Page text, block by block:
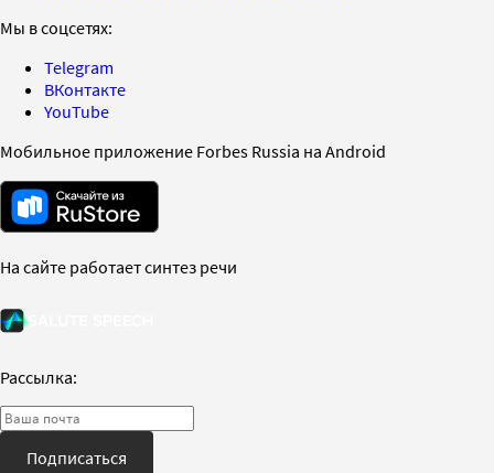
Мы в соцсетях:
Telegram
ВКонтакте
YouTube
Мобильное приложение Forbes Russia на Android
На сайте работает синтез речи
Рассылка:
Подписаться